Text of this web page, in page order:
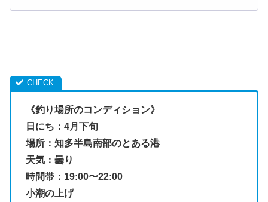
《釣り場所のコンディション》
日にち：4月下旬
場所：知多半島南部のとある港
天気：曇り
時間帯：19:00〜22:00
小潮の上げ